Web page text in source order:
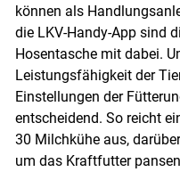
können als
die LKV-Handy-App sind
Hosentasche mit dabei.
Leistungsfähigkeit der
Einstellungen der
entscheidend. So reicht
30 Milchkühe aus,
um das Kraftfutter